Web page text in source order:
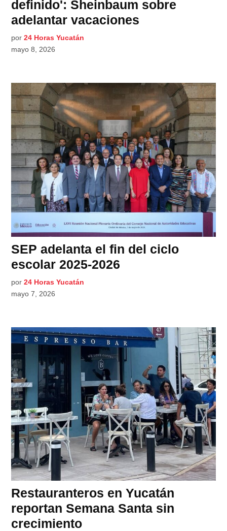
definido': Sheinbaum sobre
adelantar vacaciones
por 24 Horas Yucatán
mayo 8, 2026
SEP adelanta el fin del ciclo
escolar 2025-2026
por 24 Horas Yucatán
mayo 7, 2026
Restauranteros en Yucatán
reportan Semana Santa sin
crecimiento